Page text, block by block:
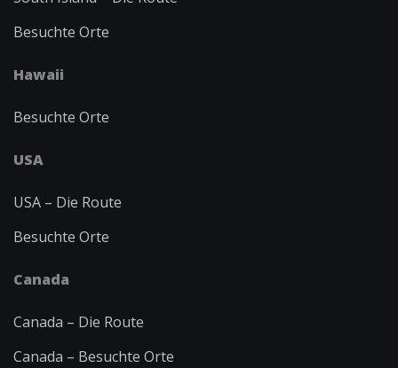
Besuchte Orte
Hawaii
Besuchte Orte
USA
USA – Die Route
Besuchte Orte
Canada
Canada – Die Route
Canada – Besuchte Orte